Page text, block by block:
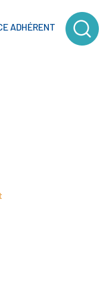
ADHÉRENT